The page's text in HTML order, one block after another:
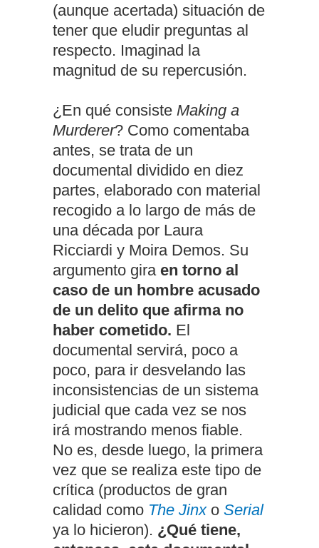
(aunque acertada) situación de
tener que eludir preguntas al
respecto. Imaginad la
magnitud de su repercusión.
¿En qué consiste Making a
Murderer? Como comentaba
antes, se trata de un
documental dividido en diez
partes, elaborado con material
recogido a lo largo de más de
una década por Laura
Ricciardi y Moira Demos. Su
argumento gira en torno al
caso de un hombre acusado
de un delito que afirma no
haber cometido. El
documental servirá, poco a
poco, para ir desvelando las
inconsistencias de un sistema
judicial que cada vez se nos
irá mostrando menos fiable.
No es, desde luego, la primera
vez que se realiza este tipo de
crítica (productos de gran
calidad como The Jinxo Serial
ya lo hicieron). ¿Qué tiene,